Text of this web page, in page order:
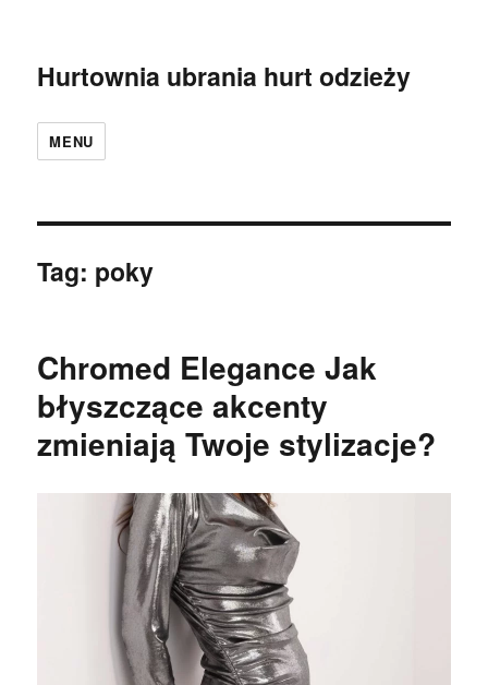
Hurtownia ubrania hurt odzieży
MENU
Tag: poky
Chromed Elegance Jak
błyszczące akcenty
zmieniają Twoje stylizacje?